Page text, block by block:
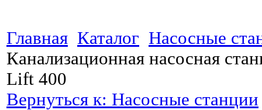
Главная Каталог Насосные
Канализационная насосная
Lift 400
Вернуться к: Насосные станции